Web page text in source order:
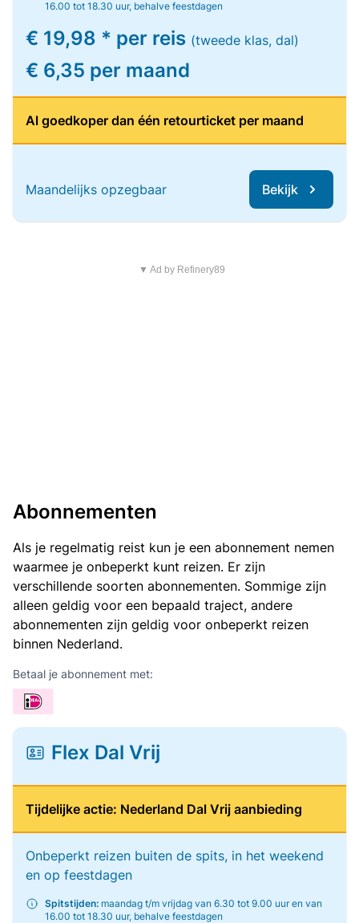
16.00 tot 18.30 uur, behalve feestdagen
€ 19,98 * per reis (tweede klas, dal)
€ 6,35 per maand
Al goedkoper dan één retourticket per maand
Maandelijks opzegbaar Bekijk
▼ Ad by Refinery89
Abonnementen
Als je regelmatig reist kun je een abonnement nemen
waarmee je onbeperkt kunt reizen. Er zijn
verschillende soorten abonnementen. Sommige zijn
alleen geldig voor een bepaald traject, andere
abonnementen zijn geldig voor onbeperkt reizen
binnen Nederland.
Betaal je abonnement met:
Flex Dal Vrij
Tijdelijke actie: Nederland Dal Vrij aanbieding
Onbeperkt reizen buiten de spits, in het weekend
en op feestdagen
Spitstijden: maandag t/m vrijdag van 6.30 tot 9.00 uur en van
16.00 tot 18.30 uur, behalve feestdagen